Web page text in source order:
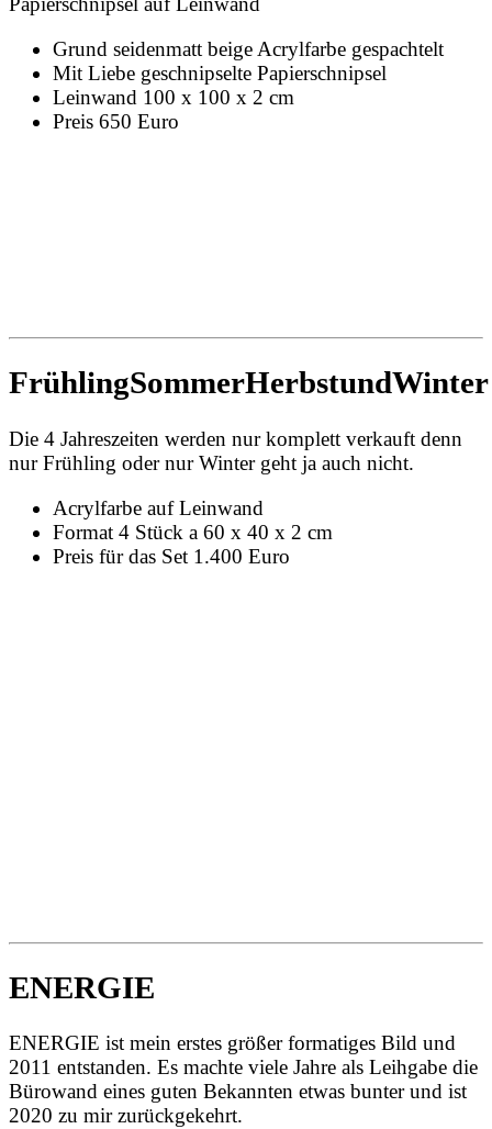
Grund seidenmatt beige Acrylfarbe gespachtelt
Mit Liebe geschnipselte Papierschnipsel
Leinwand 100 x 100 x 2 cm
Preis 650 Euro
FrühlingSommerHerbstundWinter
Die 4 Jahreszeiten werden nur komplett verkauft denn
nur Frühling oder nur Winter geht ja auch nicht.
Acrylfarbe auf Leinwand
Format 4 Stück a 60 x 40 x 2 cm
Preis für das Set 1.400 Euro
ENERGIE
ENERGIE ist mein erstes größer formatiges Bild und
2011 entstanden. Es machte viele Jahre als Leihgabe die
Bürowand eines guten Bekannten etwas bunter und ist
2020 zu mir zurückgekehrt.